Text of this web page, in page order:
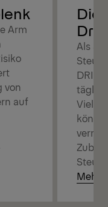
Arm
von
auf
Die
Als
Mehr